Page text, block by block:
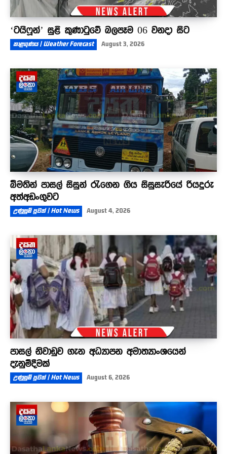
‘ටයිෆූන්’ සුළි කුණාටුවේ බලපෑම 06 වනදා සිට
කාළගුණය | Weather Forecast August 3, 2026
බීමතින් පාසල් සිසුන් රැගෙන ගිය සිසුසැරියේ රියදුරු
අත්අඩංගුවට
උණුසුම් පුවත් | Hot News August 4, 2026
පාසල් නිවාඩුව ගැන අධ්‍යාපන අමාත්‍යාංශයෙන්
දැනුම්දීමක්
උණුසුම් පුවත් | Hot News August 6, 2026